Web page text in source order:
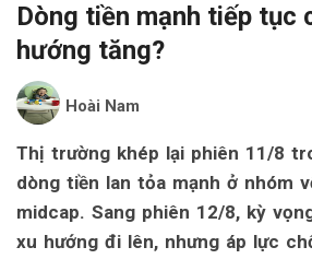
Dòng tiền mạnh tiếp tục
hướng tăng?
Hoài Nam
Thị trường khép lại phiên 11/8
dòng tiền lan tỏa mạnh ở nhóm
midcap. Sang phiên 12/8, kỳ
xu hướng đi lên, nhưng áp lực